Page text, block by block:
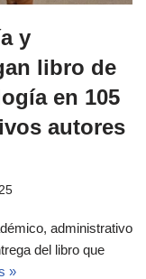
y
libro de
en 105
autores
administrativo
del libro que
»